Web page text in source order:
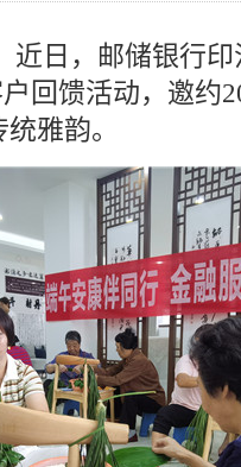
近日，邮储银行
回馈活动，邀约
雅韵。